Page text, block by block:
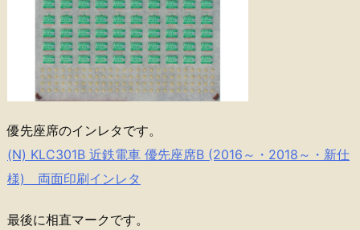
優先座席のインレタです。
(N) KLC301B 近鉄電車 優先座席B (2016～・2018～・新仕
様) 両面印刷インレタ
最後に相直マークです。